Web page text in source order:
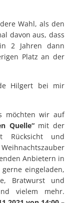
Wahl, als den
davon aus, dass
2 Jahren dann
Platz an der
Hilgert bei mir
möchten wir auf
Quelle“mit der
Rücksicht und
Anbietern in
eingeladen,
Bratwurst und
vielem mehr.